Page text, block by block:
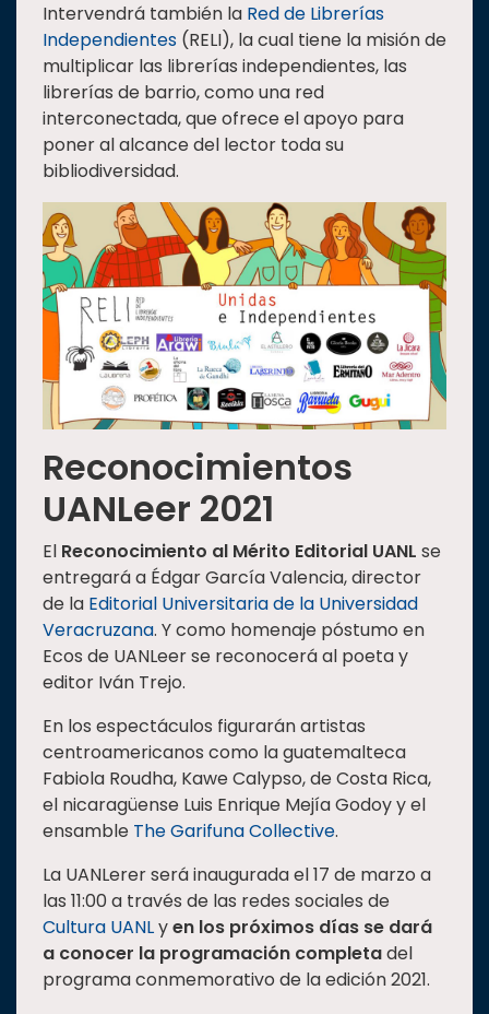
Intervendrá también la Red de Librerías
Independientes (RELI), la cual tiene la misión de
multiplicar las librerías independientes, las
librerías de barrio, como una red
interconectada, que ofrece el apoyo para
poner al alcance del lector toda su
bibliodiversidad.
Reconocimientos
UANLeer 2021
El Reconocimiento al Mérito Editorial UANL se
entregará a Édgar García Valencia, director
de la Editorial Universitaria de la Universidad
Veracruzana. Y como homenaje póstumo en
Ecos de UANLeer se reconocerá al poeta y
editor Iván Trejo.
En los espectáculos figurarán artistas
centroamericanos como la guatemalteca
Fabiola Roudha, Kawe Calypso, de Costa Rica,
el nicaragüense Luis Enrique Mejía Godoy y el
ensamble The Garifuna Collective.
La UANLerer será inaugurada el 17 de marzo a
las 11:00 a través de las redes sociales de
Cultura UANLyen los próximos días se dará
a conocer la programación completadel
programa conmemorativo de la edición 2021.